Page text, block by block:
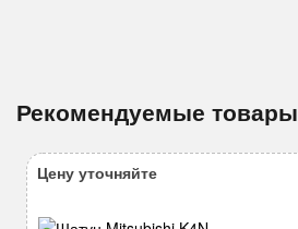
Рекомендуемые товары
Цену уточняйте